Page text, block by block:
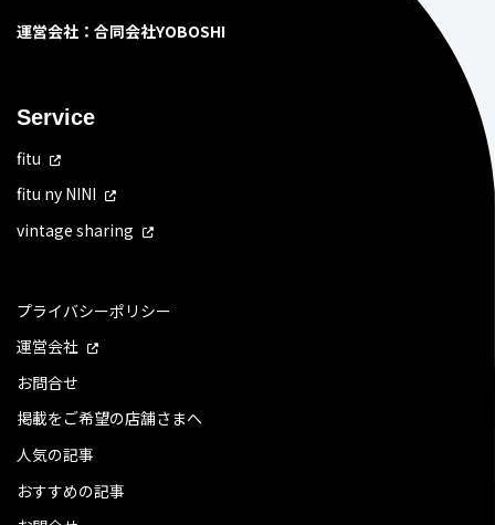
運営会社：合同会社YOBOSHI
Service
fitu
fitu ny NINI
vintage sharing
プライバシーポリシー
運営会社
お問合せ
掲載をご希望の店舗さまへ
人気の記事
おすすめの記事